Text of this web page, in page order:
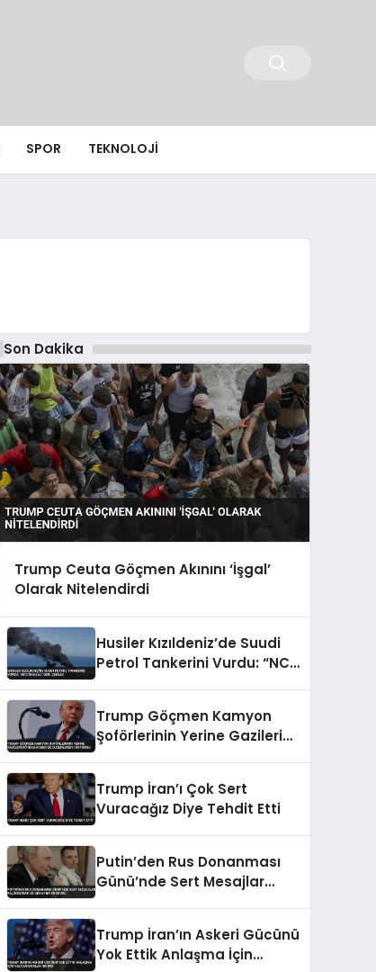
SPOR TEKNOLOJI
Son Dakika
Trump Ceuta Göçmen Akınını ‘İşgal’
Olarak Nitelendirdi
Husiler Kızıldeniz’de Suudi
Petrol Tankerini Vurdu: “NCC
Trump Göçmen Kamyon
Şoförlerinin Yerine Gazileri
Trump İran’ı Çok Sert
Vuracağız Diye Tehdit Etti
Putin’den Rus Donanması
Günü’nde Sert Mesajlar
Trump İran’ın Askeri Gücünü
Yok Ettik Anlaşma İçin